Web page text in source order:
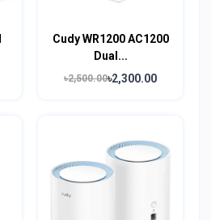
Cudy WR1200 AC1200
Dual...
৳2,500.00৳2,300.00